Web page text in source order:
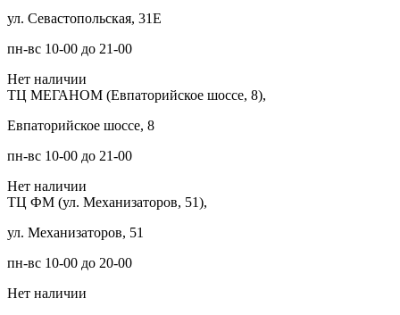
ул. Севастопольская, 31Е
пн-вс 10-00 до 21-00
Нет наличии
ТЦ МЕГАНОМ (Евпаторийское шоссе, 8),
Евпаторийское шоссе, 8
пн-вс 10-00 до 21-00
Нет наличии
ТЦ ФМ (ул. Механизаторов, 51),
ул. Механизаторов, 51
пн-вс 10-00 до 20-00
Нет наличии